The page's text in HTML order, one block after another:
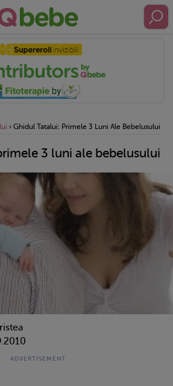
› Ghidul Tatalui: Primele 3 Luni Ale Bebelusului
3 luni ale bebelusului